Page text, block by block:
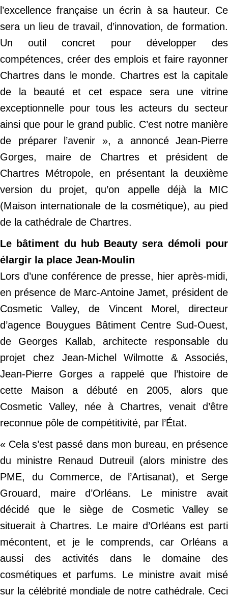
l’excellence française un écrin à sa hauteur. Ce
sera un lieu de travail, d’innovation, de formation.
Un outil concret pour développer des
compétences, créer des emplois et faire rayonner
Chartres dans le monde. Chartres est la capitale
de la beauté et cet espace sera une vitrine
exceptionnelle pour tous les acteurs du secteur
ainsi que pour le grand public. C’est notre manière
de préparer l’avenir », a annoncé Jean-Pierre
Gorges, maire de Chartres et président de
Chartres Métropole, en présentant la deuxième
version du projet, qu’on appelle déjà la MIC
(Maison internationale de la cosmétique), au pied
de la cathédrale de Chartres.
Le bâtiment du hub Beauty sera démoli pour
élargir la place Jean-Moulin
Lors d’une conférence de presse, hier après-midi,
en présence de Marc-Antoine Jamet, président de
Cosmetic Valley, de Vincent Morel, directeur
d’agence Bouygues Bâtiment Centre Sud-Ouest,
de Georges Kallab, architecte responsable du
projet chez Jean-Michel Wilmotte & Associés,
Jean-Pierre Gorges a rappelé que l’histoire de
cette Maison a débuté en 2005, alors que
Cosmetic Valley, née à Chartres, venait d’être
reconnue pôle de compétitivité, par l’État.
« Cela s’est passé dans mon bureau, en présence
du ministre Renaud Dutreuil (alors ministre des
PME, du Commerce, de l’Artisanat), et Serge
Grouard, maire d’Orléans. Le ministre avait
décidé que le siège de Cosmetic Valley se
situerait à Chartres. Le maire d’Orléans est parti
mécontent, et je le comprends, car Orléans a
aussi des activités dans le domaine des
cosmétiques et parfums. Le ministre avait misé
sur la célébrité mondiale de notre cathédrale. Ceci